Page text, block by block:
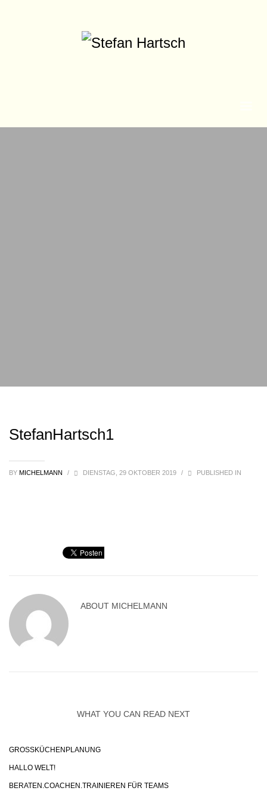
StefanHartsch1
BY MICHELMANN / DIENSTAG, 29 OKTOBER 2019 / PUBLISHED IN
ABOUT MICHELMANN
WHAT YOU CAN READ NEXT
GROSSKÜCHENPLANUNG
HALLO WELT!
BERATEN.COACHEN.TRAINIEREN FÜR TEAMS